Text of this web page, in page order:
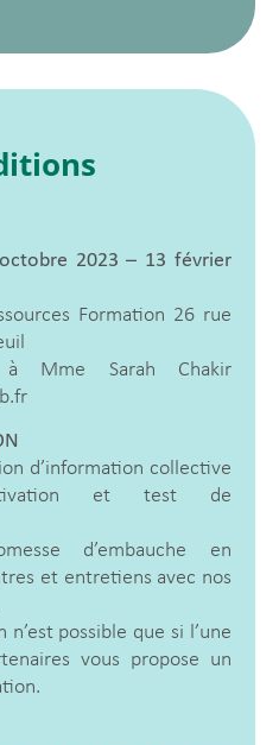
2023 – 13 février
Formation 26 rue
Mme Sarah Chakir
d’information collective
et test de
d’embauche en
et entretiens avec nos
possible que si l’une
vous propose un